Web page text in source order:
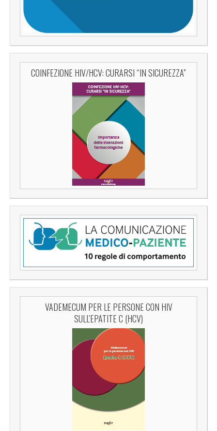
COINFEZIONE HIV/HCV: CURARSI “IN SICUREZZA”
VADEMECUM PER LE PERSONE CON HIV
SULL'EPATITE C (HCV)